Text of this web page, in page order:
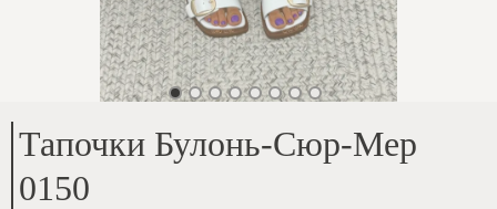
Тапочки Булонь-Сюр-Мер
0150